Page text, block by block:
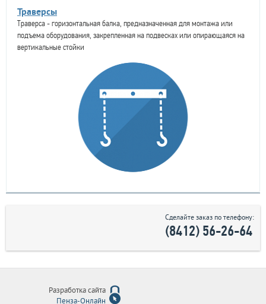
Траверсы
Траверса - горизонтальная балка, предназначенная для монтажа или
подъема оборудования, закрепленная на подвесках или опирающаяся на
вертикальные стойки
Сделайте заказ по телефону:
(8412) 56-26-64
Разработка сайта
Пенза-Онлайн